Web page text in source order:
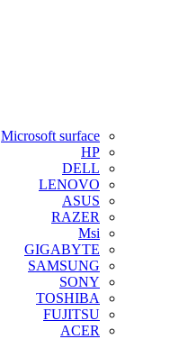
Microsoft surface
HP
DELL
LENOVO
ASUS
RAZER
Msi
GIGABYTE
SAMSUNG
SONY
TOSHIBA
FUJITSU
ACER